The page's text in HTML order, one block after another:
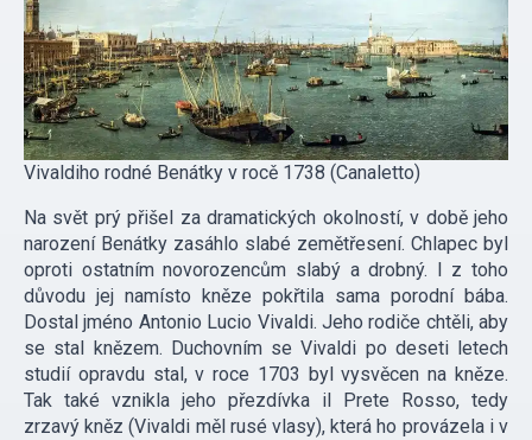
Vivaldiho rodné Benátky v rocě 1738 (Canaletto)
Na svět prý přišel za dramatických okolností, v době jeho
narození Benátky zasáhlo slabé zemětřesení. Chlapec byl
oproti ostatním novorozencům slabý a drobný. I z toho
důvodu jej namísto kněze pokřtila sama porodní bába.
Dostal jméno Antonio Lucio Vivaldi. Jeho rodiče chtěli, aby
se stal knězem. Duchovním se Vivaldi po deseti letech
studií opravdu stal, v roce 1703 byl vysvěcen na kněze.
Tak také vznikla jeho přezdívka il Prete Rosso, tedy
zrzavý kněz (Vivaldi měl rusé vlasy), která ho provázela i v